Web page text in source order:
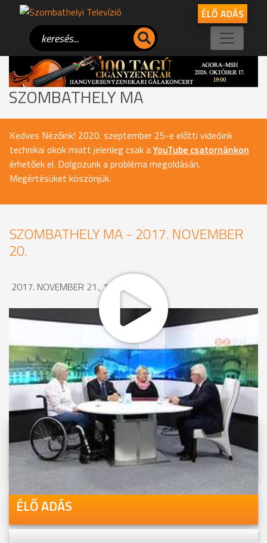
ÉLŐ ADÁS
SZOMBATHELY MA
Kedves Nézőink! 2020. szeptember 25-e előtti videóink
technikai okok miatt jelenleg csak aYouTube csatornánkon
érhetőek el. Dolgozunk a probléma megoldásán.
Megértésüket köszönjük.
SZOMBATHELY MA - 2017. NOVEMBER
20.
2017. NOVEMBER 21., 17:02
MEGOSZTÁS
Videóink megtekinthetőek
Youtube-csatornánkon is!
ÉLŐ ADÁS